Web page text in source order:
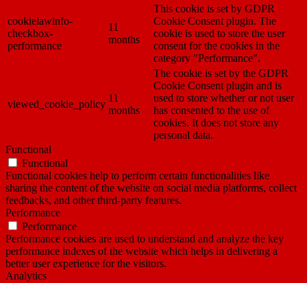
cookielawinfo-
checkbox-
performance
11
months
This cookie is set by GDPR
Cookie Consent plugin. The
cookie is used to store the user
consent for the cookies in the
category "Performance".
viewed_cookie_policy
11
months
The cookie is set by the GDPR
Cookie Consent plugin and is
used to store whether or not user
has consented to the use of
cookies. It does not store any
personal data.
Functional
Functional
Functional cookies help to perform certain functionalities like
sharing the content of the website on social media platforms, collect
feedbacks, and other third-party features.
Performance
Performance
Performance cookies are used to understand and analyze the key
performance indexes of the website which helps in delivering a
better user experience for the visitors.
Analytics